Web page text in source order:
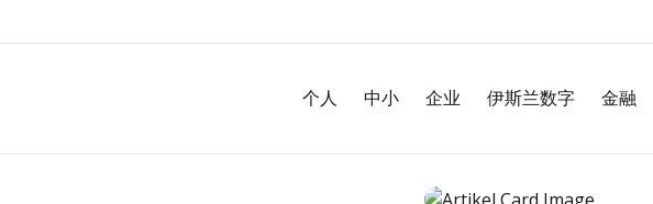
个人 中小 企业 伊斯兰数字 金融